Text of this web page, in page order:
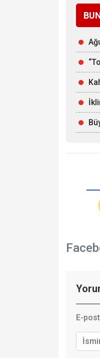
E-